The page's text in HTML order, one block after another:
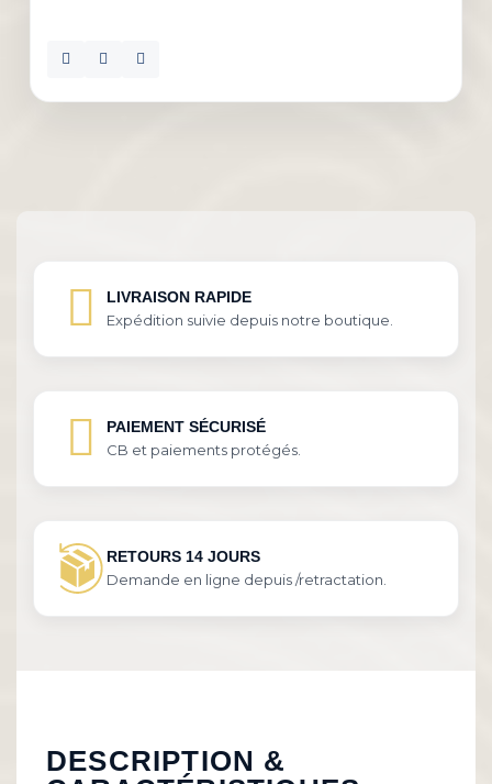
LIVRAISON RAPIDE
Expédition suivie depuis notre boutique.
PAIEMENT SÉCURISÉ
CB et paiements protégés.
RETOURS 14 JOURS
Demande en ligne depuis /retractation.
DESCRIPTION &